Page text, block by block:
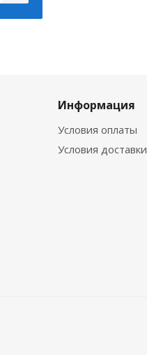
Информация
Условия оплаты
Условия доставки